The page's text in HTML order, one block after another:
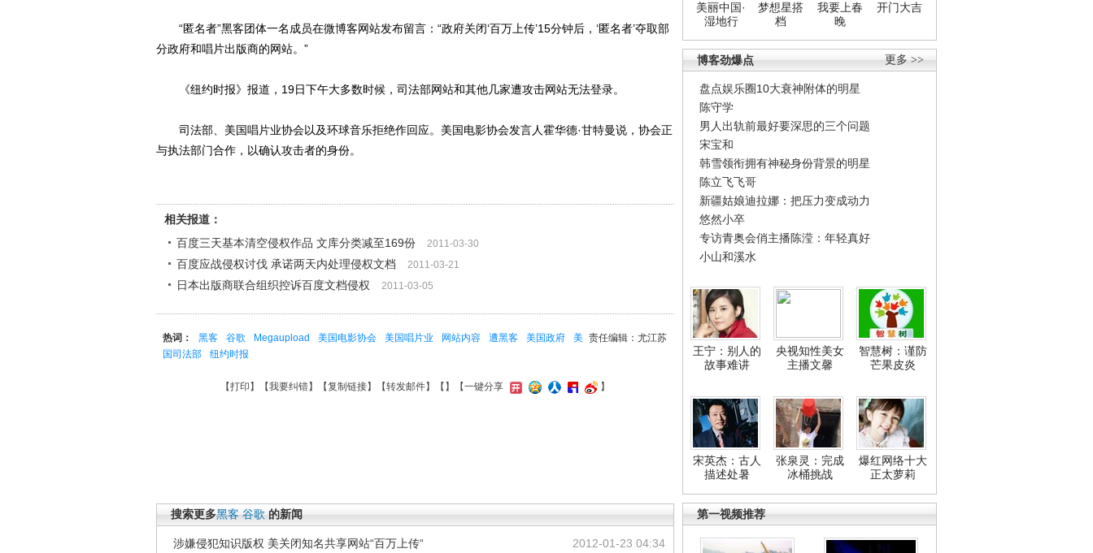
美丽中国·
湿地行
梦想星搭
档
我要上春
晚
开门大吉
更多 >>
博客劲爆点
盘点娱乐圈10大衰神附体的明星
陈守学
男人出轨前最好要深思的三个问题
宋宝和
韩雪领衔拥有神秘身份背景的明星
陈立飞飞哥
新疆姑娘迪拉娜：把压力变成动力
悠然小卒
专访青奥会俏主播陈滢：年轻真好
小山和溪水
王宁：别人的
故事难讲
央视知性美女
主播文馨
智慧树：谨防
芒果皮炎
宋英杰：古人
描述处暑
张泉灵：完成
冰桶挑战
爆红网络十大
正太萝莉
第一视频推荐
“匿名者”黑客团体一名成员在微博客网站发布留言：“政府关闭‘百万上传’15分钟后，‘匿名者’夺取部
分政府和唱片出版商的网站。”
《纽约时报》报道，19日下午大多数时候，司法部网站和其他几家遭攻击网站无法登录。
司法部、美国唱片业协会以及环球音乐拒绝作回应。美国电影协会发言人霍华德·甘特曼说，协会正
与执法部门合作，以确认攻击者的身份。
相关报道：
百度三天基本清空侵权作品 文库分类减至169份
2011-03-30
百度应战侵权讨伐 承诺两天内处理侵权文档 2011-03-21
日本出版商联合组织控诉百度文档侵权 2011-03-05
责任编辑：尤江苏
热词： 黑客 谷歌 Megaupload 美国电影协会 美国唱片业 网站内容 遭黑客 美国政府
美
国司法部
纽约时报
【打印 】【我要纠错】【复制链接】【转发邮件】【 】 【一键分享 】
搜索更多黑客 谷歌 的新闻
2012-01-23 04:34
涉嫌侵犯知识版权 美关闭知名共享网站“百万上传“